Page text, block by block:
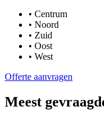
• Centrum
• Noord
• Zuid
• Oost
• West
Offerte aanvragen
Meest